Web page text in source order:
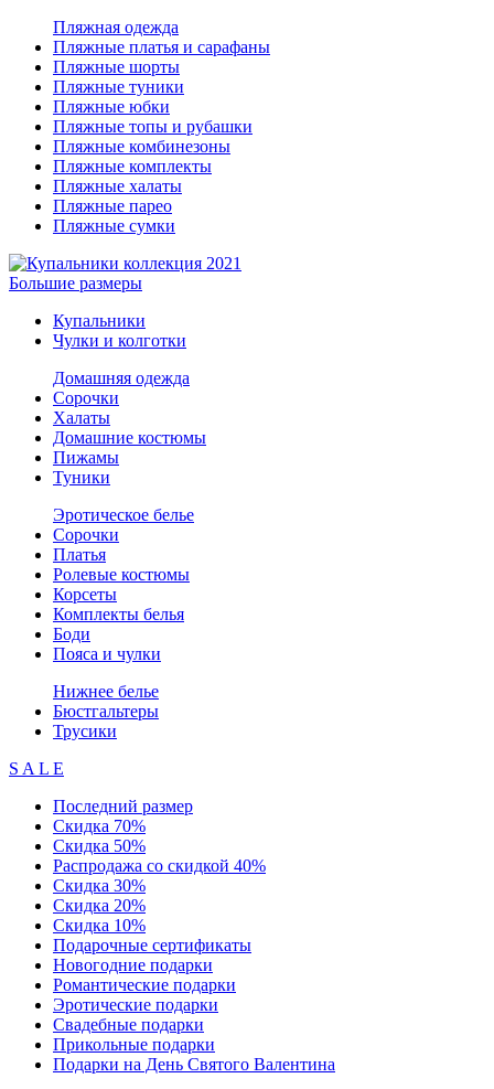
Пляжная одежда
Пляжные платья и сарафаны
Пляжные шорты
Пляжные туники
Пляжные юбки
Пляжные топы и рубашки
Пляжные комбинезоны
Пляжные комплекты
Пляжные халаты
Пляжные парео
Пляжные сумки
Большие размеры
Купальники
Чулки и колготки
Домашняя одежда
Сорочки
Халаты
Домашние костюмы
Пижамы
Туники
Эротическое белье
Сорочки
Платья
Ролевые костюмы
Корсеты
Комплекты белья
Боди
Пояса и чулки
Нижнее белье
Бюстгальтеры
Трусики
S A L E
Последний размер
Скидка 70%
Скидка 50%
Распродажа со скидкой 40%
Скидка 30%
Скидка 20%
Скидка 10%
Подарочные сертификаты
Новогодние подарки
Романтические подарки
Эротические подарки
Свадебные подарки
Прикольные подарки
Подарки на День Святого Валентина